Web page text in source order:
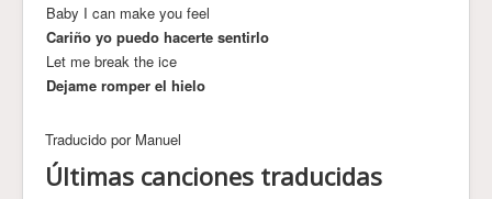
Baby I can make you feel
Cariño yo puedo hacerte sentirlo
Let me break the ice
Dejame romper el hielo
Traducido por Manuel
Últimas canciones traducidas